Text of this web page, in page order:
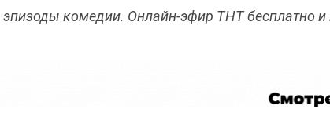
комедии. Онлайн-эфир ТНТ бесплатно и